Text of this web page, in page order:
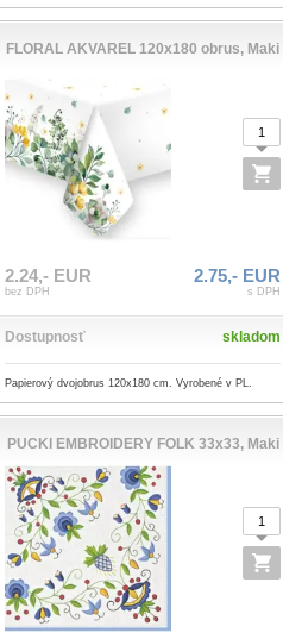
FLORAL AKVAREL 120x180 obrus, Maki
2.24,- EUR
bez DPH
2.75,- EUR
s DPH
Dostupnosť skladom
Papierový dvojobrus 120x180 cm. Vyrobené v PL.
PUCKI EMBROIDERY FOLK 33x33, Maki